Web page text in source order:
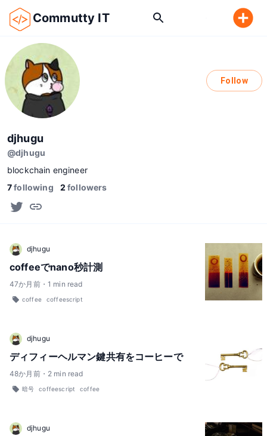
Commutty IT
Follow
djhugu
@djhugu
blockchain engineer
7following 2 followers
djhugu
coffeeでnano秒計測
47か月前・ 1 min read
coffee coffeescript
djhugu
ディフィーヘルマン鍵共有をコーヒーで
48か月前・ 2 min read
暗号 coffeescript coffee
djhugu